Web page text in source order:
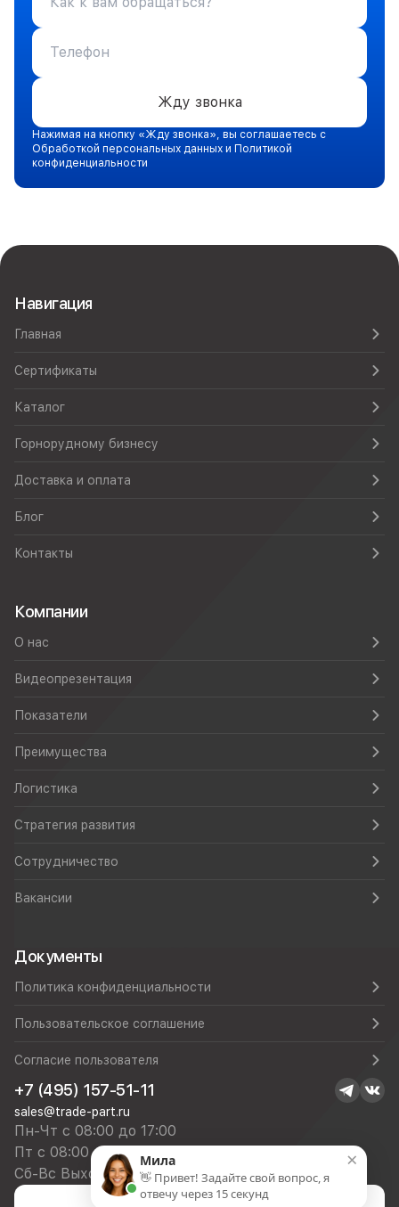
Жду звонка
Нажимая на кнопку «Жду звонка», вы соглашаетесь с
Обработкой персональных данных и Политикой
конфиденциальности
Навигация
Главная
Сертификаты
Каталог
Горнорудному бизнесу
Доставка и оплата
Блог
Контакты
Компании
О нас
Видеопрезентация
Показатели
Преимущества
Логистика
Стратегия развития
Сотрудничество
Вакансии
Документы
Политика конфиденциальности
Пользовательское соглашение
Согласие пользователя
+7 (495) 157-51-11
sales@trade-part.ru
Пн-Чт с 08:00 до 17:00
Пт с 08:00 до 16:00
Сб-Вс Выходной
×
Мила
👋 Привет! Задайте свой вопрос, я
отвечу через 15 секунд